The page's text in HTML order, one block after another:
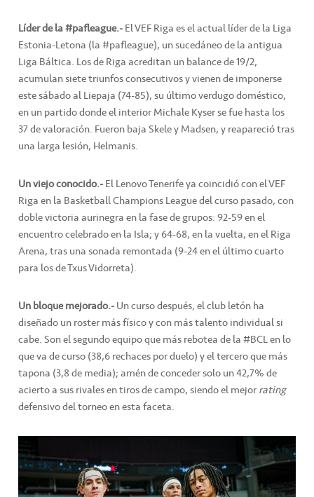
Líder de la #pafleague.-El VEF Riga es el actual líder de la Liga
Estonia-Letona (la #pafleague), un sucedáneo de la antigua
Liga Báltica. Los de Riga acreditan un balance de 19/2,
acumulan siete triunfos consecutivos y vienen de imponerse
este sábado al Liepaja (74-85), su último verdugo doméstico,
en un partido donde el interior Michale Kyser se fue hasta los
37 de valoración. Fueron baja Skele y Madsen, y reapareció tras
una larga lesión, Helmanis.
Un viejo conocido.-El Lenovo Tenerife ya coincidió con el VEF
Riga en la Basketball Champions League del curso pasado, con
doble victoria aurinegra en la fase de grupos: 92-59 en el
encuentro celebrado en la Isla; y 64-68, en la vuelta, en el Riga
Arena, tras una sonada remontada (9-24 en el último cuarto
para los de Txus Vidorreta).
Un bloque mejorado.-Un curso después, el club letón ha
diseñado un roster más físico y con más talento individual si
cabe. Son el segundo equipo que más rebotea de la #BCL en lo
que va de curso (38,6 rechaces por duelo) y el tercero que más
tapona (3,8 de media); amén de conceder solo un 42,7% de
acierto a sus rivales en tiros de campo, siendo el mejorrating
defensivo del torneo en esta faceta.